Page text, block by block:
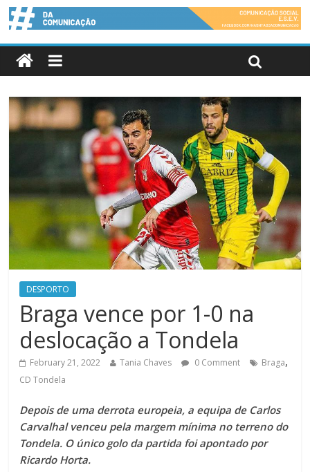
DESPORTO
Braga vence por 1-0 na
deslocação a Tondela
February 21, 2022 Tania Chaves 0 Comment Braga,
CD Tondela
Depois de uma derrota europeia, a equipa de Carlos
Carvalhal venceu pela margem mínima no terreno do
Tondela. O único golo da partida foi apontado por
Ricardo Horta.